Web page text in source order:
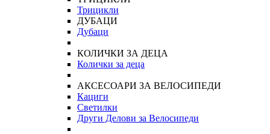
Трицикли
ДУБАЦИ
Дубаци
КОЛИЧКИ ЗА ДЕЦА
Колички за деца
АКСЕСОАРИ ЗА ВЕЛОСИПЕДИ
Кациги
Светилки
Други Делови за Велосипеди